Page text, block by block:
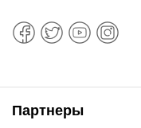
Партнеры